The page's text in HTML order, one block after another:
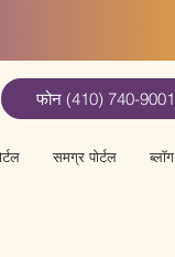
फोन (410) 740-9001
समग्र पोर्टल ब्लॉग